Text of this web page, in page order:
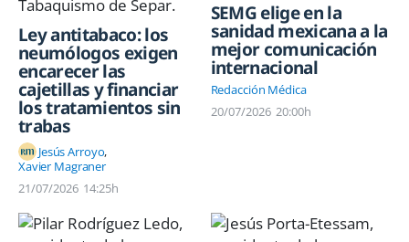
Ley antitabaco: los
neumólogos exigen
encarecer las
cajetillas y financiar
los tratamientos sin
trabas
Jesús Arroyo
Xavier Magraner
21/07/2026 14:25h
SEMG elige en la
sanidad mexicana a la
mejor comunicación
internacional
Redacción Médica
20/07/2026 20:00h